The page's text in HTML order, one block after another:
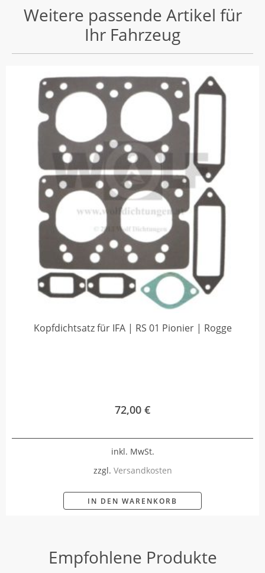
Weitere passende Artikel für
Ihr Fahrzeug
Kopfdichtsatz für IFA | RS 01 Pionier | Rogge
72,00 €
inkl. MwSt.
zzgl. Versandkosten
IN DEN WARENKORB
Empfohlene Produkte